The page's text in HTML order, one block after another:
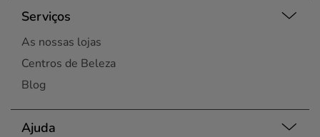
Serviços
As nossas lojas
Centros de Beleza
Blog
Ajuda